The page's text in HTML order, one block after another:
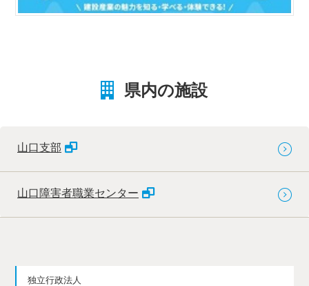
県内の施設
山口支部
山口障害者職業センター
独立行政法人